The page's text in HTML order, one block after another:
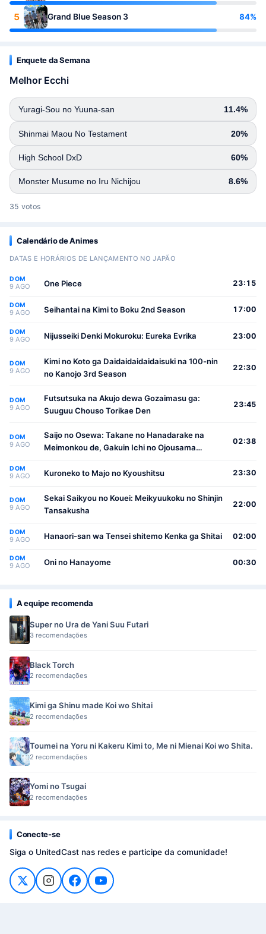
5 Grand Blue Season 3 84%
Enquete da Semana
Melhor Ecchi
Yuragi-Sou no Yuuna-san 11.4%
Shinmai Maou No Testament 20%
High School DxD 60%
Monster Musume no Iru Nichijou 8.6%
35 votos
Calendário de Animes
DATAS E HORÁRIOS DE LANÇAMENTO NO JAPÃO
DOM
9 AGO One Piece 23:15
DOM
9 AGO Seihantai na Kimi to Boku 2nd Season 17:00
DOM
9 AGO Nijusseiki Denki Mokuroku: Eureka Evrika 23:00
DOM
9 AGO
Kimi no Koto ga Daidaidaidaidaisuki na 100-nin
no Kanojo 3rd Season
22:30
DOM
9 AGO
Futsutsuka na Akujo dewa Gozaimasu ga:
Suuguu Chouso Torikae Den
23:45
DOM
9 AGO
Saijo no Osewa: Takane no Hanadarake na
Meimonkou de, Gakuin Ichi no Ojousama
Osewa suru Koto ni Narimashita
02:38
DOM
9 AGO Kuroneko to Majo no Kyoushitsu 23:30
DOM
9 AGO
Sekai Saikyou no Kouei: Meikyuukoku no Shinjin
Tansakusha
22:00
DOM
9 AGO Hanaori-san wa Tensei shitemo Kenka ga Shitai 02:00
DOM
9 AGO Oni no Hanayome 00:30
A equipe recomenda
Super no Ura de Yani Suu Futari
3 recomendações
Black Torch
2 recomendações
Kimi ga Shinu made Koi wo Shitai
2 recomendações
Toumei na Yoru ni Kakeru Kimi to, Me ni Mienai Koi wo Shita.
2 recomendações
Yomi no Tsugai
2 recomendações
Conecte-se
Siga o UnitedCast nas redes e participe da comunidade!